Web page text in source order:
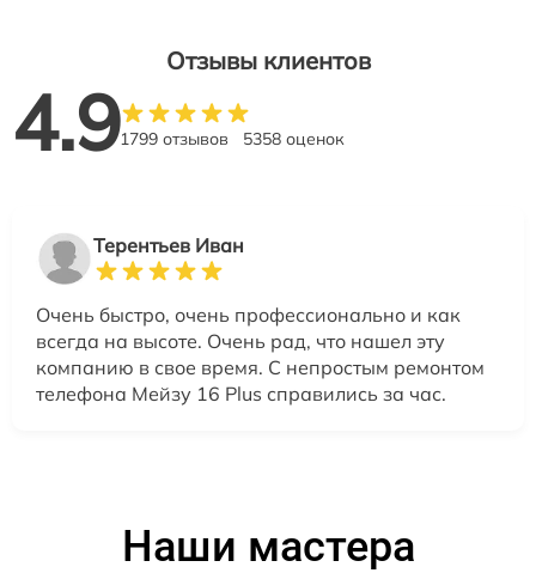
Отзывы клиентов
4.91799 отзывов 5358 оценок
Терентьев Иван
Очень быстро, очень профессионально и как
всегда на высоте. Очень рад, что нашел эту
компанию в свое время. С непростым ремонтом
телефона Мейзу 16 Plus справились за час.
Наши мастера